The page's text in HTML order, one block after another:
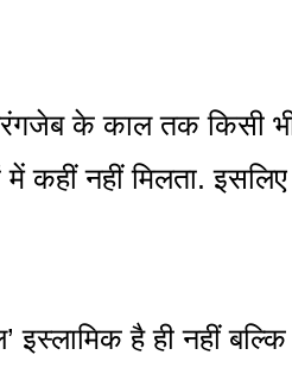
के काल तक किसी भी
में कहीं नहीं मिलता.
इस्लामिक है ही नहीं